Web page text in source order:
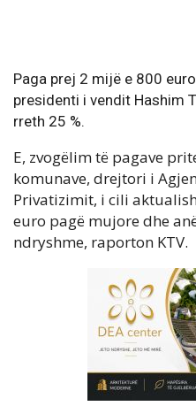
Paga prej 2 mijë e 800
presidenti i vendit Hashim
rreth 25 %.
E, zvogëlim të pagave
komunave, drejtori i
Privatizimit, i cili
euro pagë mujore dhe
ndryshme, raporton KTV.